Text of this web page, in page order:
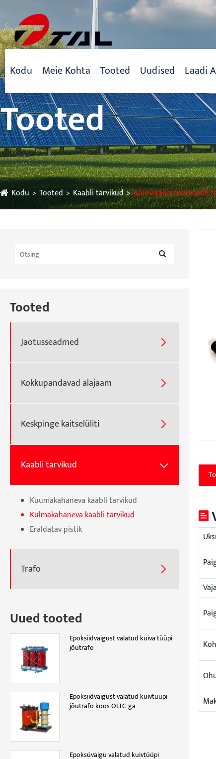
Kodu Meie Kohta Tooted Uudised Laadi
Tooted
Kodu Tooted Kaabli tarvikud Külmakahaneva kaabli
Tooted
Jaotusseadmed 
Kokkupandavad alajaam 
Keskpinge kaitselüliti 
Kaabli tarvikud 
Kuumakahaneva kaabli tarvikud
Külmakahaneva kaabli tarvikud
Eraldatav pistik
Trafo 
Uued tooted
Epoksiidvaigust valatud kuiva tüüpi
jõutrafo
Epoksiidvaigust valatud kuivtüüpi
jõutrafo koos OLTC-ga
Epoksüvaigu valatud kuivtüüpi